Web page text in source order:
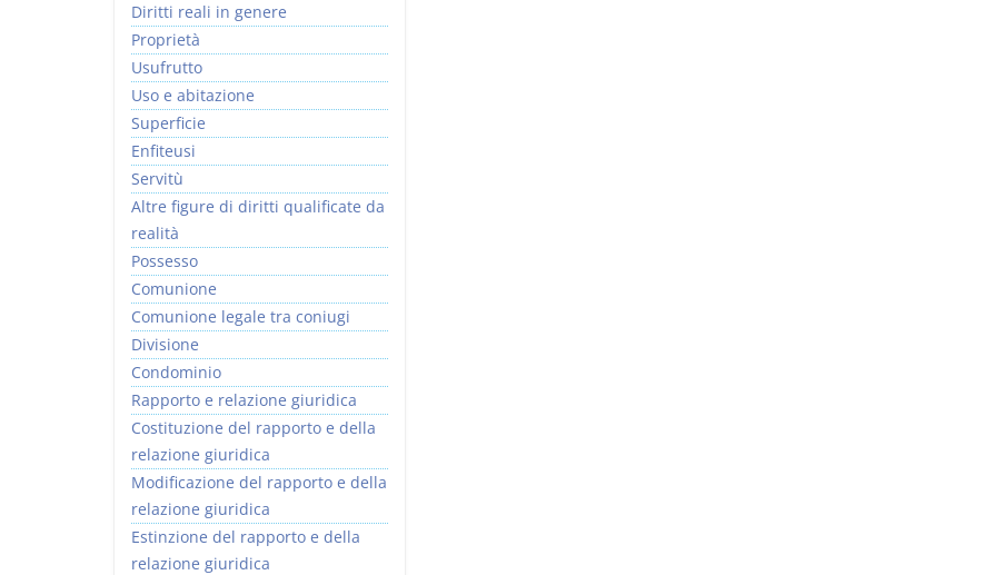
Diritti reali in genere
Proprietà
Usufrutto
Uso e abitazione
Superficie
Enfiteusi
Servitù
Altre figure di diritti qualificate da
realità
Possesso
Comunione
Comunione legale tra coniugi
Divisione
Condominio
Rapporto e relazione giuridica
Costituzione del rapporto e della
relazione giuridica
Modificazione del rapporto e della
relazione giuridica
Estinzione del rapporto e della
relazione giuridica